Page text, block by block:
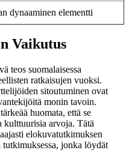
dynaaminen elementti
Vaikutus
teos suomalaisessa
ratkaisujen vuoksi.
sitoutuminen ovat
monin tavoin.
huomata, että se
kulttuurisia arvoja. Tätä
elokuvatutkimuksen
tutkimuksessa, jonka löydät